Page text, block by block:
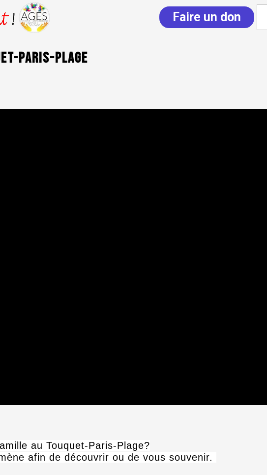
Faire un don
Paris-plage
au Touquet-Paris-Plage?
afin de découvrir ou de vous souvenir.